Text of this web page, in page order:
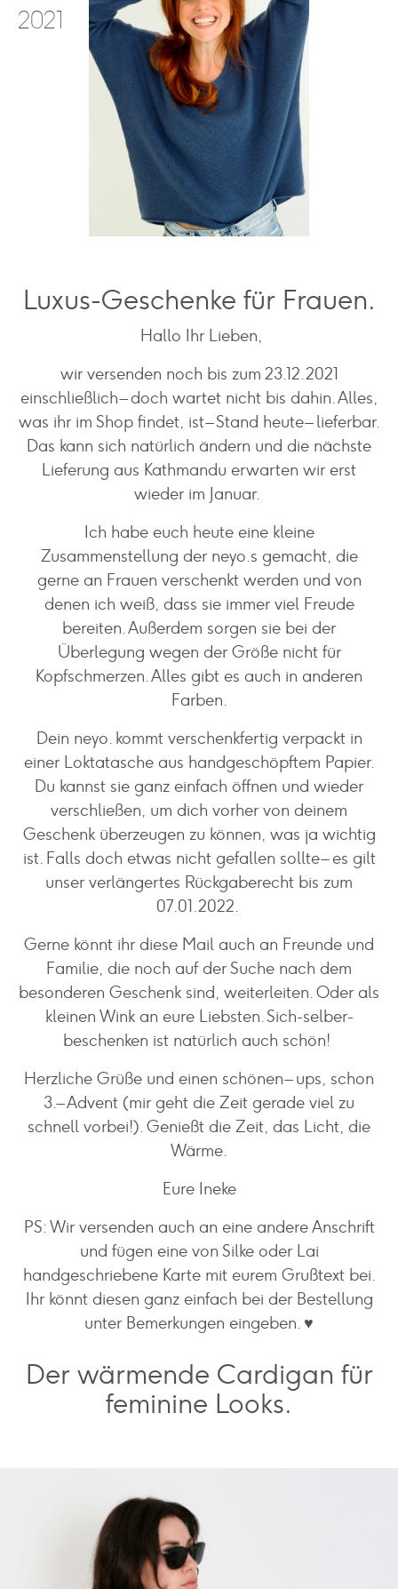
2021
Luxus-Geschenke für Frauen.
Hallo Ihr Lieben,
wir versenden noch bis zum 23.12.2021
einschließlich – doch wartet nicht bis dahin. Alles,
was ihr im Shop findet, ist – Stand heute – lieferbar.
Das kann sich natürlich ändern und die nächste
Lieferung aus Kathmandu erwarten wir erst
wieder im Januar.
Ich habe euch heute eine kleine
Zusammenstellung der neyo.s gemacht, die
gerne an Frauen verschenkt werden und von
denen ich weiß, dass sie immer viel Freude
bereiten. Außerdem sorgen sie bei der
Überlegung wegen der Größe nicht für
Kopfschmerzen. Alles gibt es auch in anderen
Farben.
Dein neyo. kommt verschenkfertig verpackt in
einer Loktatasche aus handgeschöpftem Papier.
Du kannst sie ganz einfach öffnen und wieder
verschließen, um dich vorher von deinem
Geschenk überzeugen zu können, was ja wichtig
ist. Falls doch etwas nicht gefallen sollte – es gilt
unser verlängertes Rückgaberecht bis zum
07.01.2022.
Gerne könnt ihr diese Mail auch an Freunde und
Familie, die noch auf der Suche nach dem
besonderen Geschenk sind, weiterleiten. Oder als
kleinen Wink an eure Liebsten. Sich-selber-
beschenken ist natürlich auch schön!
Herzliche Grüße und einen schönen – ups, schon
3. – Advent (mir geht die Zeit gerade viel zu
schnell vorbei!). Genießt die Zeit, das Licht, die
Wärme.
Eure Ineke
PS: Wir versenden auch an eine andere Anschrift
und fügen eine von Silke oder Lai
handgeschriebene Karte mit eurem Grußtext bei.
Ihr könnt diesen ganz einfach bei der Bestellung
unter Bemerkungen eingeben. ♥️
Der wärmende Cardigan für
feminine Looks.